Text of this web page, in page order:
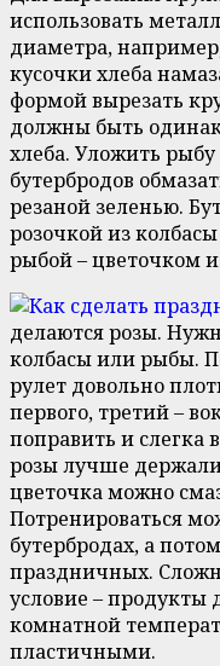
использовать
диаметра,
кусочки хлеба
формой вырезать
должны быть
хлеба. Уложить
бутербродов
резаной зеленью.
розочкой из
рыбой – цветочком
делаются розы.
колбасы или рыбы.
рулет довольно
первого, третий –
поправить и слегка
розы лучше
цветочка можно
Потренироваться
бутербродах, а
праздничных.
условие –
комнатной
пластичными.